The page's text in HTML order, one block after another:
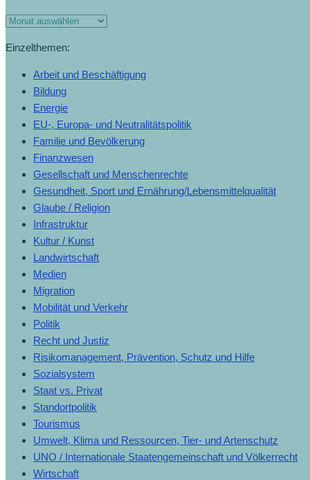
Einzelthemen:
Arbeit und Beschäftigung
Bildung
Energie
EU-, Europa- und Neutralitätspolitik
Familie und Bevölkerung
Finanzwesen
Gesellschaft und Menschenrechte
Gesundheit, Sport und Ernährung/Lebensmittelqualität
Glaube / Religion
Infrastruktur
Kultur / Kunst
Landwirtschaft
Medien
Migration
Mobilität und Verkehr
Politik
Recht und Justiz
Risikomanagement, Prävention, Schutz und Hilfe
Sozialsystem
Staat vs. Privat
Standortpolitik
Tourismus
Umwelt, Klima und Ressourcen, Tier- und Artenschutz
UNO / Internationale Staatengemeinschaft und Völkerrecht
Wirtschaft